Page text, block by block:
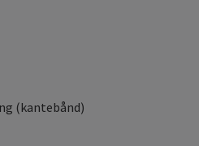
(kantebånd)